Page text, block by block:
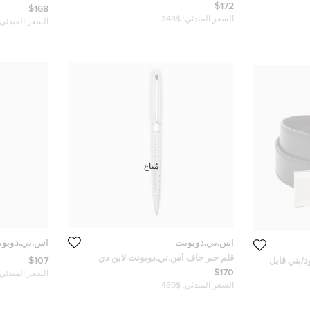
$172
السعر المبدئي: $348
فضي اللون
$168
السعر
بني قابل
أس.تي.دوبونت
قلم حبر جاف أس.تي.دوبونت لاين دي
415103 م بالاديوم
$170
السعر المبدئي: $460
مُباع
$107
السعر